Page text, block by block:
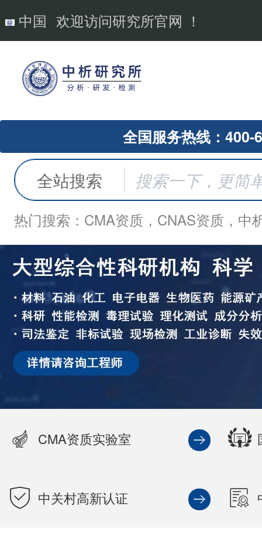
中国 欢迎访问研究所官网 ！
全国服务热线：400-
全站搜索
热门搜索：CMA资质，CNAS资质，中
CMA资质实验室
中关村高新认证